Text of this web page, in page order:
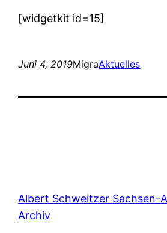
[widgetkit id=15]
Juni 4, 2019MigraAktuelles
Albert Schweitzer Sachsen-
Archiv